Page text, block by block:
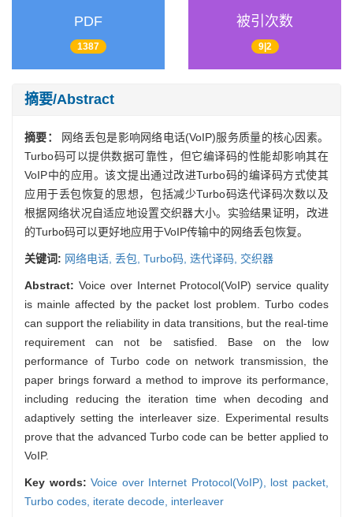
PDF
1387
被引次数
9|2
摘要/Abstract
摘要：
网络丢包是影响网络电话(VoIP)服务质量的核心因素。
Turbo码可以提供数据可靠性，但它编译码的性能却影响其在
VoIP中的应用。该文提出通过改进Turbo码的编译码方式使其
应用于丢包恢复的思想，包括减少Turbo码迭代译码次数以及
根据网络状况自适应地设置交织器大小。实验结果证明，改进
的Turbo码可以更好地应用于VoIP传输中的网络丢包恢复。
关键词: 网络电话, 丢包, Turbo码, 迭代译码, 交织器
Abstract: Voice over Internet Protocol(VoIP) service quality
is mainle affected by the packet lost problem. Turbo codes
can support the reliability in data transitions, but the real-time
requirement can not be satisfied. Base on the low
performance of Turbo code on network transmission, the
paper brings forward a method to improve its performance,
including reducing the iteration time when decoding and
adaptively setting the interleaver size. Experimental results
prove that the advanced Turbo code can be better applied to
VoIP.
Key words:Voice over Internet Protocol(VoIP), lost packet,
Turbo codes, iterate decode, interleaver